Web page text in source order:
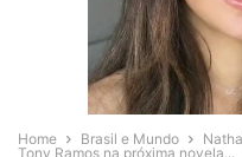
Home Brasil e Mundo
Tony Ramos na próxima novela...